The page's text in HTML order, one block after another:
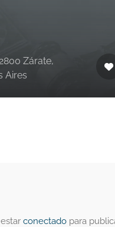
Zárate,
Aires
estarconectado para